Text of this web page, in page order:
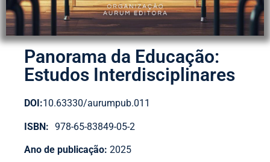
Panorama da Educação:
Estudos Interdisciplinares
DOI:10.63330/aurumpub.011
ISBN: 978-65-83849-05-2
Ano de publicação: 2025